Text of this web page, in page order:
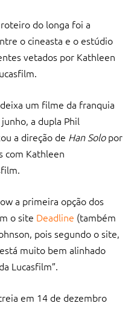
do longa foi a
o cineasta e o estúdio
vetados por Kathleen
um filme da franquia
a dupla Phil
a direção de Han Solopor
com Kathleen
a primeira opção dos
o site Deadline (também
pois segundo o site,
muito bem alinhado
Lucasfilm”.
em 14 de dezembro